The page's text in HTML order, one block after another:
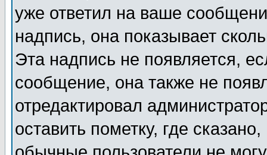
уже ответил на ваше
надпись, она показывает
Эта надпись не появляется,
сообщение, она также не
отредактировал
оставить пометку, где